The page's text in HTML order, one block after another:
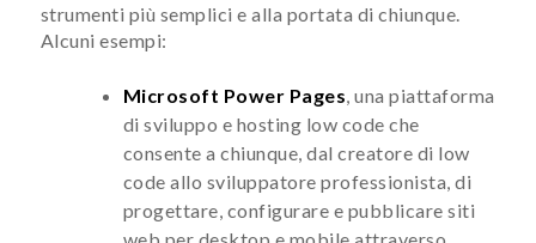
strumenti più semplici e alla portata di chiunque.
Alcuni esempi:
Microsoft Power Pages , una piattaforma
di sviluppo e hosting low code che
consente a chiunque, dal creatore di low
code allo sviluppatore professionista, di
progettare, configurare e pubblicare siti